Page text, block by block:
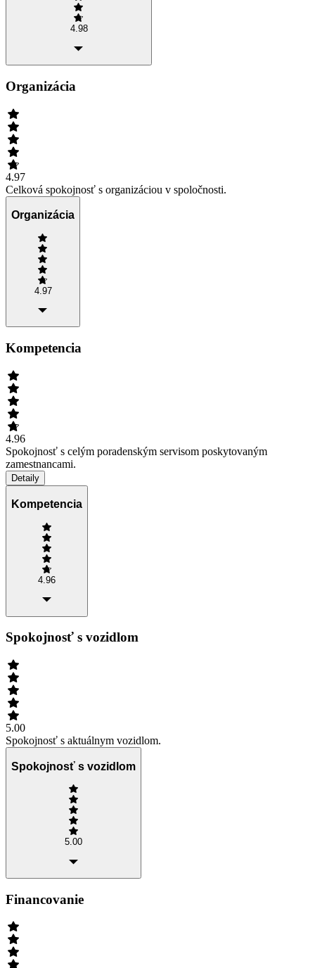
4.98
Organizácia
4.97
Celková spokojnosť s organizáciou v spoločnosti.
Organizácia
4.97
Kompetencia
4.96
Spokojnosť s celým poradenským servisom poskytovaným
zamestnancami.
Detaily
Kompetencia
4.96
Spokojnosť s vozidlom
5.00
Spokojnosť s aktuálnym vozidlom.
Spokojnosť s vozidlom
5.00
Financovanie